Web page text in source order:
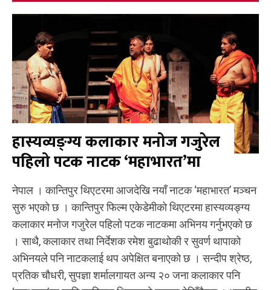
हास्यव्यङ्ग्य कलाकार मनोज गजुरेल
पहिलो पटक नाटक ‘महाभारत’मा
नेपाल । कान्तिपुर थिएटरमा आजदेखि नयाँ नाटक ‘महाभारत’ मञ्चन
सुरु भएको छ । कान्तिपुर फिल्म एकेडेमीको थिएटरमा हास्यव्यङ्ग्य
कलाकार मनोज गजुरेल पहिलो पटक नाटकमा अभिनय गर्नुभएको छ
। साथै, कलाकार तथा निर्देशक रमेश बुढाथोकी र सुवर्ण थापाको
अभिनयले पनि नाटकलाई थप अपेक्षित बनाएको छ । सन्दीप श्रेष्ठ,
प्रतिक चौधरी, सुपज्ञा शर्मालगायत अन्य २० जना कलाकार पनि